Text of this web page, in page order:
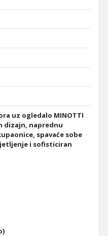
uz ogledalo MINOTTI
dizajn, naprednu
spavaće sobe
i sofisticiran